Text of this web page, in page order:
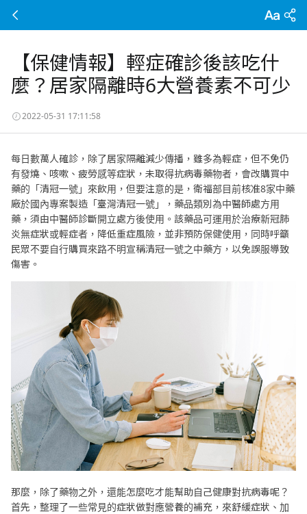
【保健情報】輕症確診後該吃什
麼？居家隔離時6大營養素不可少
2022-05-31 17:11:58
每日數萬人確診，除了居家隔離減少傳播，雖多為輕症，但不免仍
有發燒、咳嗽、疲勞感等症狀，未取得抗病毒藥物者，會改購買中
藥的「清冠一號」來飲用，但要注意的是，衛福部目前核准8家中藥
廠於國內專案製造「臺灣清冠一號」，藥品類別為中醫師處方用
藥，須由中醫師診斷開立處方後使用。該藥品可運用於治療新冠肺
炎無症狀或輕症者，降低重症風險，並非預防保健使用，同時呼籲
民眾不要自行購買來路不明宣稱清冠一號之中藥方，以免誤服導致
傷害。
那麼，除了藥物之外，還能怎麼吃才能幫助自己健康對抗病毒呢？
首先，整理了一些常見的症狀做對應營養的補充，來舒緩症狀、加